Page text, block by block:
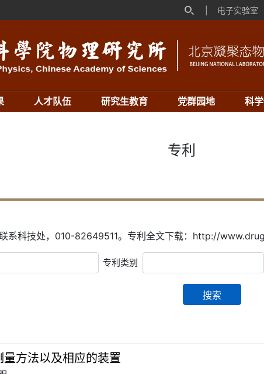
电子实验室
人才队伍 研究生教育 党群园地 科
专利
系科技处，010-82649511。专利全文下载：http://
专利类别
搜索
量方法以及相应的装置